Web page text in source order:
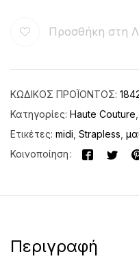
Προσθήκη στη
ΚΩΔΙΚΌΣ ΠΡΟΪΌΝΤΟΣ:
Κατηγορίες: Haute Couture
Ετικέτες: midi Strapless
Κοινοποίηση
Περιγραφή